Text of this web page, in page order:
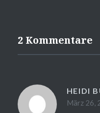
2 Kommentare
HEIDI
März 26,